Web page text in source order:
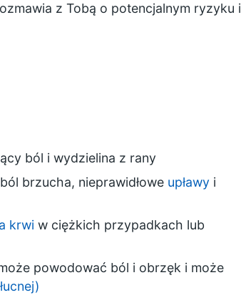
z Tobą o potencjalnym ryzyku i
ból i wydzielina z rany
brzucha, nieprawidłowe upławy i
krwi w ciężkich przypadkach lub
powodować ból i obrzęk i może